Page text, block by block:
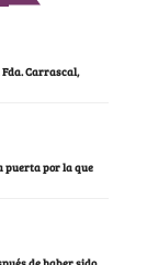
Carrascal,
puerta por la que